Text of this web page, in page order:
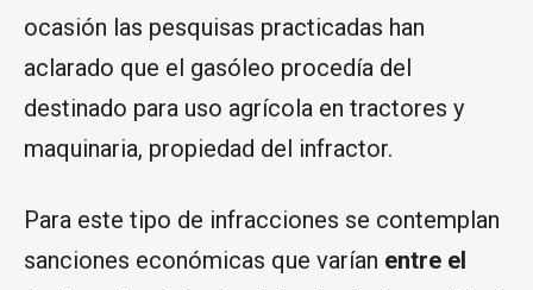
ocasión las pesquisas practicadas han
aclarado que el gasóleo procedía del
destinado para uso agrícola en tractores y
maquinaria, propiedad del infractor.
Para este tipo de infracciones se contemplan
sanciones económicas que varían entre el